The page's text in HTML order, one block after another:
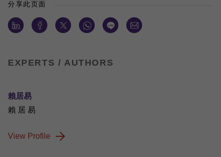
分享此页面
EXPERTS / AUTHORS
賴居易
賴 居 易
View Profile